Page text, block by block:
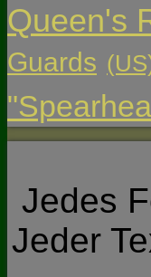
Queen's
Guards
Jedes
Jeder